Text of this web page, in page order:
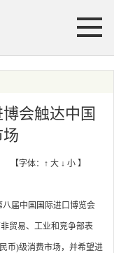
会触达中国
【字体： ↑ 大 ↓ 小 】
届中国国际进口博览会
贸易、工业和竞争部表
币)级消费市场，并希望进